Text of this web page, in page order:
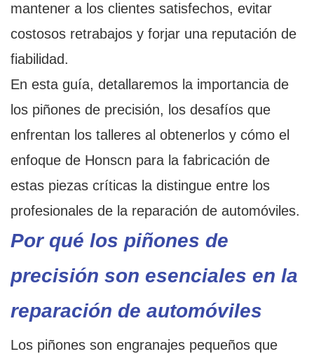
mantener a los clientes satisfechos, evitar
costosos retrabajos y forjar una reputación de
fiabilidad.
En esta guía, detallaremos la importancia de
los piñones de precisión, los desafíos que
enfrentan los talleres al obtenerlos y cómo el
enfoque de Honscn para la fabricación de
estas piezas críticas la distingue entre los
profesionales de la reparación de automóviles.
Por qué los piñones de
precisión son esenciales en la
reparación de automóviles
Los piñones son engranajes pequeños que